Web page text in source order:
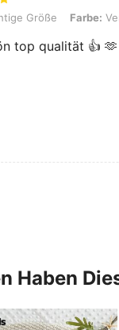
Größe, Farbe:
Größe Farbe:
top qualität 👍 🫶
Haben